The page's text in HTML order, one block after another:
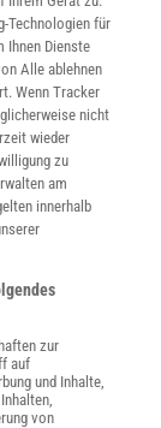
Technologien für
Ihnen Dienste
Alle ablehnen
Wenn Tracker
nicht
wieder
zu
am
innerhalb
zur
auf
und Inhalte,
von